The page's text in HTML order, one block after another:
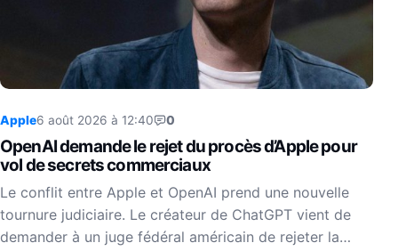
Apple6 août 2026 à 12:40 0
OpenAI demande le rejet du procès d’Apple pour
vol de secrets commerciaux
Le conflit entre Apple et OpenAI prend une nouvelle
tournure judiciaire. Le créateur de ChatGPT vient de
demander à un juge fédéral américain de rejeter la…